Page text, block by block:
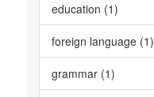
education (1)
foreign language (1)
grammar (1)